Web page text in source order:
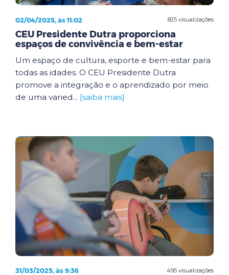
825 visualizações
02/04/2025, às 11:02
CEU Presidente Dutra proporciona
espaços de convivência e bem-estar
Um espaço de cultura, esporte e bem-estar para
todas as idades. O CEU Presidente Dutra
promove a integração e o aprendizado por meio
de uma varied... [saiba mais]
495 visualizações
31/03/2025, às 9:36